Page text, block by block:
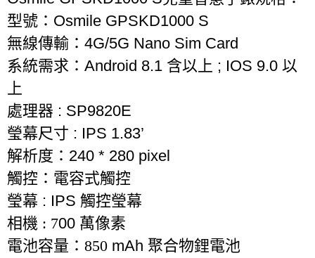
型號： Osmile GPSKD1000 S
無線傳輸： 4G/5G Nano Sim Card
系統需求： Android 8.1 含以上 ; IOS 9.0 以
上
處理器 : SP9820E
瑩幕尺寸 : IPS 1.83’
解析度： 240 * 280 pixel
觸控：電容式觸控
瑩幕 : IPS 觸控瑩幕
相機 : 700 萬像素
電池容量：850 mAh 聚合物鋰電池